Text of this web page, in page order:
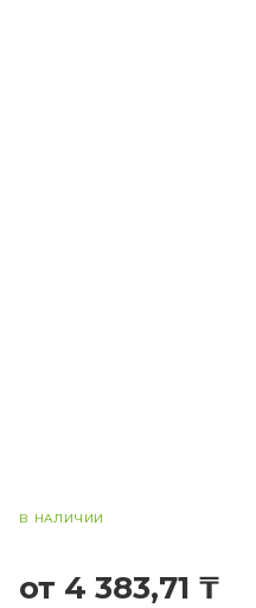
В НАЛИЧИИ
от 4 383,71 ₸